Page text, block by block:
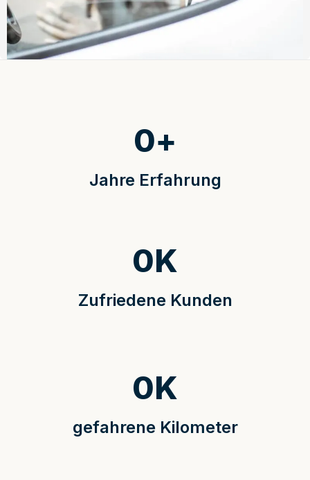
Jahre Erfahrung
0+
Zufriedene Kunden
0K
gefahrene Kilometer
0K